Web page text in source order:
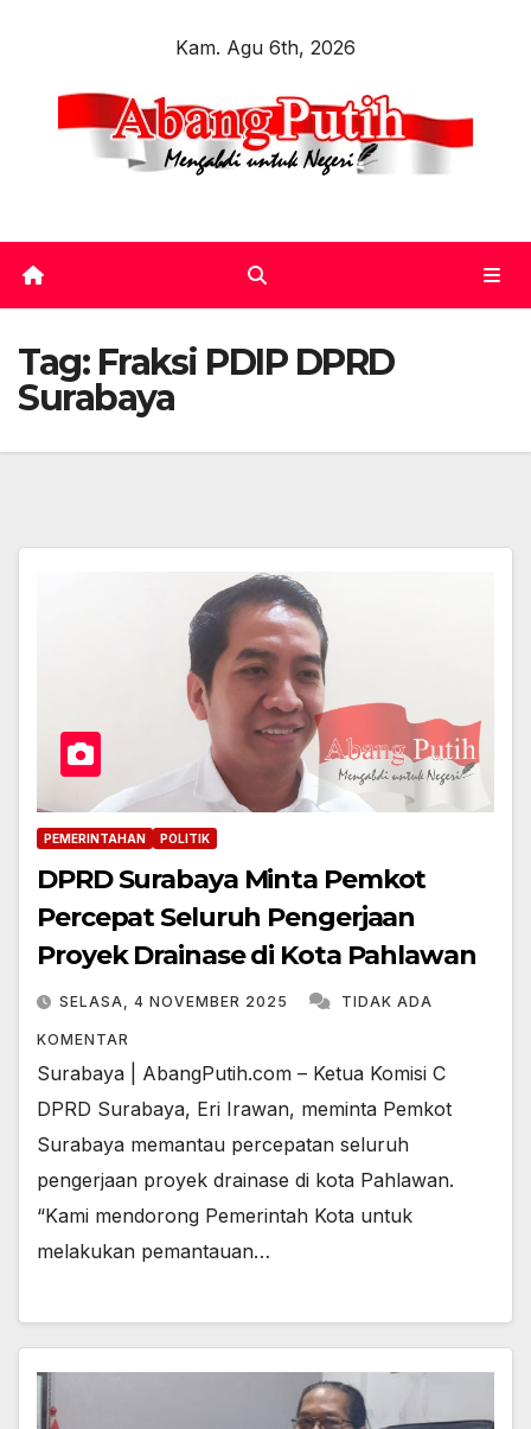
content
Kam. Agu 6th, 2026
Tag: Fraksi PDIP DPRD
Surabaya
PEMERINTAHAN POLITIK
DPRD Surabaya Minta Pemkot
Percepat Seluruh Pengerjaan
Proyek Drainase di Kota Pahlawan
SELASA, 4 NOVEMBER 2025 TIDAK ADA
KOMENTAR
Surabaya | AbangPutih.com – Ketua Komisi C
DPRD Surabaya, Eri Irawan, meminta Pemkot
Surabaya memantau percepatan seluruh
pengerjaan proyek drainase di kota Pahlawan.
“Kami mendorong Pemerintah Kota untuk
melakukan pemantauan…